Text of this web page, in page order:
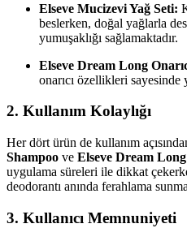
Elseve Mucizevi Yağ Seti:
beslerken, doğal yağlarla
yumuşaklığı sağlamaktadır.
Elseve Dream Long
onarıcı özellikleri
2. Kullanım Kolaylığı
Her dört ürün de kullanım
Shampoo ve Elseve Dream Long
uygulama süreleri ile dikkat
deodorantı anında ferahlama
3. Kullanıcı Memnuniyeti